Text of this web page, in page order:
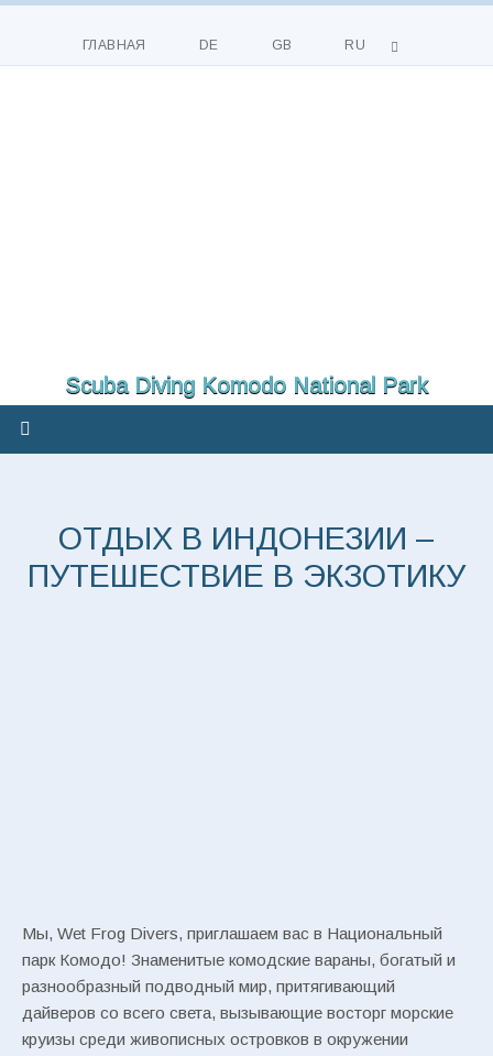
содержимому
ГЛАВНАЯ DE GB RU
Scuba Diving Komodo National Park
ОТДЫХ В ИНДОНЕЗИИ –
ПУТЕШЕСТВИЕ В ЭКЗОТИКУ
Мы, Wet Frog Divers, приглашаем вас в Национальный
парк Комодо! Знаменитые комодские вараны, богатый и
разнообразный подводный мир, притягивающий
дайверов со всего света, вызывающие восторг морские
круизы среди живописных островков в окружении